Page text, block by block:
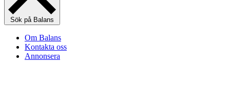
Sök på Balans
Om Balans
Kontakta oss
Annonsera